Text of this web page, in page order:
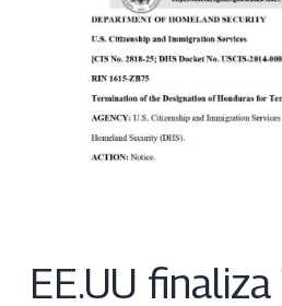
EE.UU